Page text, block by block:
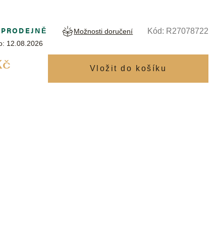
12.08.2026
Možnosti doručení Kód: R27078722